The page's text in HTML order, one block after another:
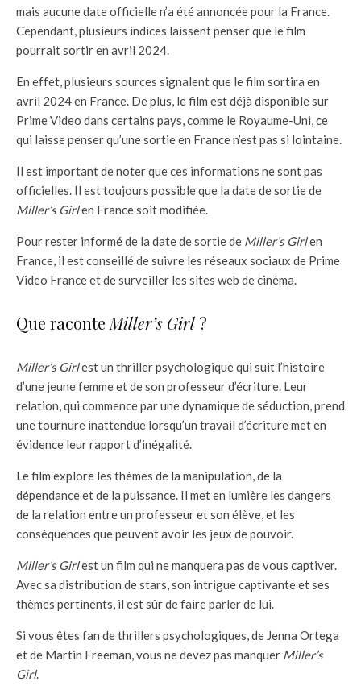
mais aucune date officielle n’a été annoncée pour la France.
Cependant, plusieurs indices laissent penser que le film
pourrait sortir en avril 2024.
En effet, plusieurs sources signalent que le film sortira en
avril 2024 en France. De plus, le film est déjà disponible sur
Prime Video dans certains pays, comme le Royaume-Uni, ce
qui laisse penser qu’une sortie en France n’est pas si lointaine.
Il est important de noter que ces informations ne sont pas
officielles. Il est toujours possible que la date de sortie de
Miller’s Girlen France soit modifiée.
Pour rester informé de la date de sortie de Miller’s Girlen
France, il est conseillé de suivre les réseaux sociaux de Prime
Video France et de surveiller les sites web de cinéma.
Que raconte Miller’s Girl ?
Miller’s Girlest un thriller psychologique qui suit l’histoire
d’une jeune femme et de son professeur d’écriture. Leur
relation, qui commence par une dynamique de séduction, prend
une tournure inattendue lorsqu’un travail d’écriture met en
évidence leur rapport d’inégalité.
Le film explore les thèmes de la manipulation, de la
dépendance et de la puissance. Il met en lumière les dangers
de la relation entre un professeur et son élève, et les
conséquences que peuvent avoir les jeux de pouvoir.
Miller’s Girlest un film qui ne manquera pas de vous captiver.
Avec sa distribution de stars, son intrigue captivante et ses
thèmes pertinents, il est sûr de faire parler de lui.
Si vous êtes fan de thrillers psychologiques, de Jenna Ortega
et de Martin Freeman, vous ne devez pas manquer Miller’s
Girl.